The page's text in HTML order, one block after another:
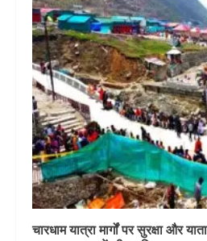
चारधाम यात्रा मार्गों पर सुरक्षा और